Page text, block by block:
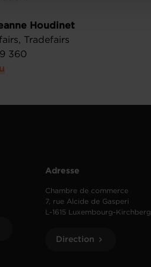
Houdinet
Tradefairs
360
Adresse
Chambre de commerce
7, rue Alcide de Gasperi
L-1615 Luxembourg-Kirchberg
Direction